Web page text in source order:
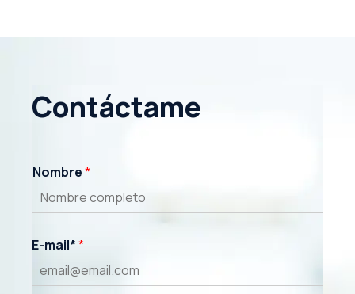
Contáctame
Nombre*
E-mail**